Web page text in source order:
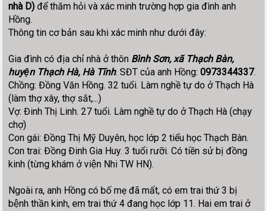
nhà D) để thăm hỏi và xác minh trường hợp gia đình anh
Hồng.
Thông tin cơ bản sau khi xác minh như dưới đây:
Gia đình có địa chỉ nhà ở thôn Bình Sơn, xã Thạch Bàn,
huyện Thạch Hà, Hà Tĩnh. SĐT của anh Hồng:0973344337.
Chồng: Đồng Văn Hồng. 32 tuổi. Làm nghề tự do ở Thạch Hà
(làm thợ xây, thợ sắt,...)
Vợ: Đinh Thị Linh. 27 tuổi. Làm nghề tự do ở Thạch Hà (chạy
chợ)
Con gái: Đồng Thị Mỹ Duyên, học lớp 2 tiểu học Thạch Bàn.
Con trai: Đồng Đinh Gia Huy. 3 tuổi rưỡi. Có tiền sử bị đồng
kinh (từng khám ở viện Nhi TW HN).
Ngoài ra, anh Hồng có bố mẹ đã mất, có em trai thứ 3 bị
bệnh thần kinh, em trai thứ 4 đang học lớp 11. Hai em trai ở